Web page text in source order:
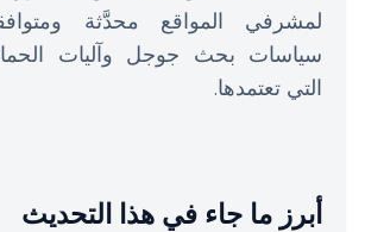
لمشرفي المواقع محدَّثة
سياسات بحث جوجل وآليات
التي تعتمدها.
أبرز ما جاء في هذا التحديث